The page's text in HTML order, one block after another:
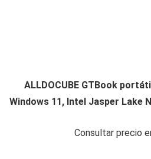
ALLDOCUBE GTBook
Windows 11, Intel Jasper Lake
Consultar precio